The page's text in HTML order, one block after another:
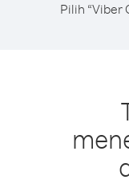
Pilih “Viber